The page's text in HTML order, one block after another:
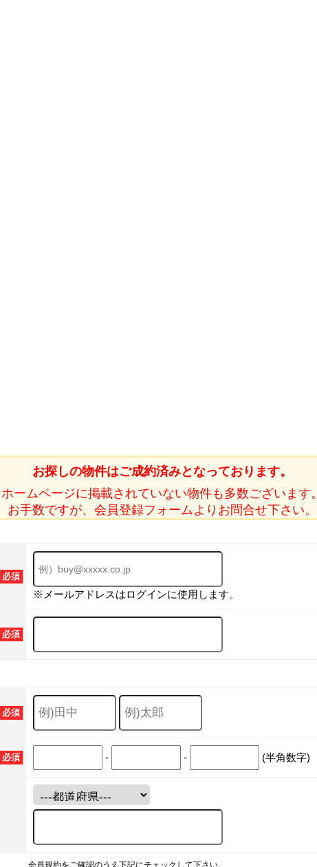
お探しの物件はご成約済みとなっております。
ホームページに掲載されていない物件も多数ございます。
お手数ですが、会員登録フォームよりお問合せ下さい。
必須
※メールアドレスはログインに使用します。
必須
必須
必須 - - (半角数字)
会員規約をご確認のうえ下記にチェックして下さい。